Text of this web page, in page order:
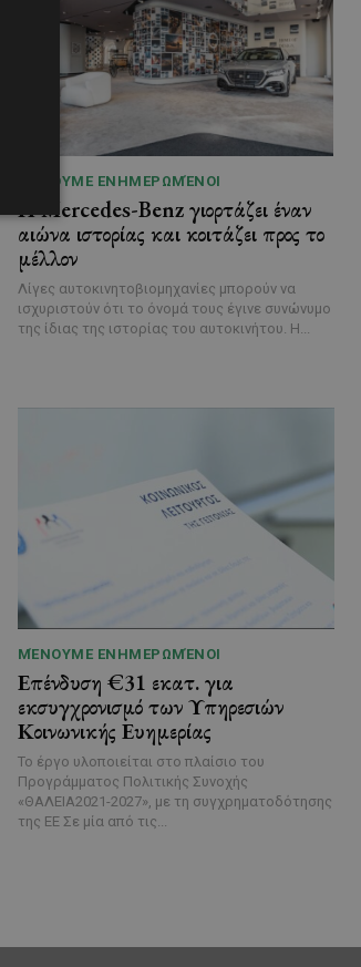
ΜΈΝΟΥΜΕ ΕΝΗΜΕΡΩΜΈΝΟΙ
Η Mercedes-Benz γιορτάζει έναν
αιώνα ιστορίας και κοιτάζει προς το
μέλλον
Λίγες αυτοκινητοβιομηχανίες μπορούν να
ισχυριστούν ότι το όνομά τους έγινε συνώνυμο
της ίδιας της ιστορίας του αυτοκινήτου. Η...
ΜΈΝΟΥΜΕ ΕΝΗΜΕΡΩΜΈΝΟΙ
Επένδυση €31 εκατ. για
εκσυγχρονισμό των Υπηρεσιών
Κοινωνικής Ευημερίας
Το έργο υλοποιείται στο πλαίσιο του
Προγράμματος Πολιτικής Συνοχής
«ΘΑΛΕΙΑ2021-2027», με τη συγχρηματοδότησης
της ΕΕ Σε μία από τις...